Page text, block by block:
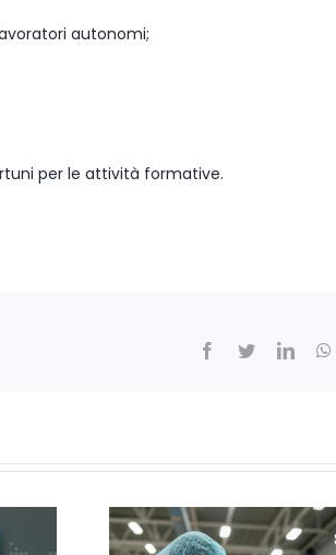
autonomi;
per le attività formative.
Facebook
Twitter